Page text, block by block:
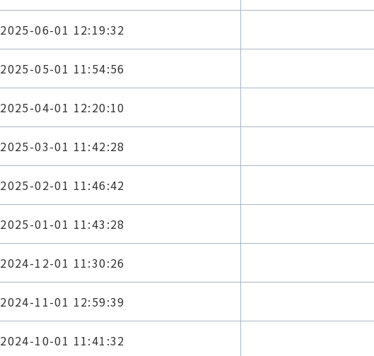
2025-06-01 12:19:32
2025-05-01 11:54:56
2025-04-01 12:20:10
2025-03-01 11:42:28
2025-02-01 11:46:42
2025-01-01 11:43:28
2024-12-01 11:30:26
2024-11-01 12:59:39
2024-10-01 11:41:32